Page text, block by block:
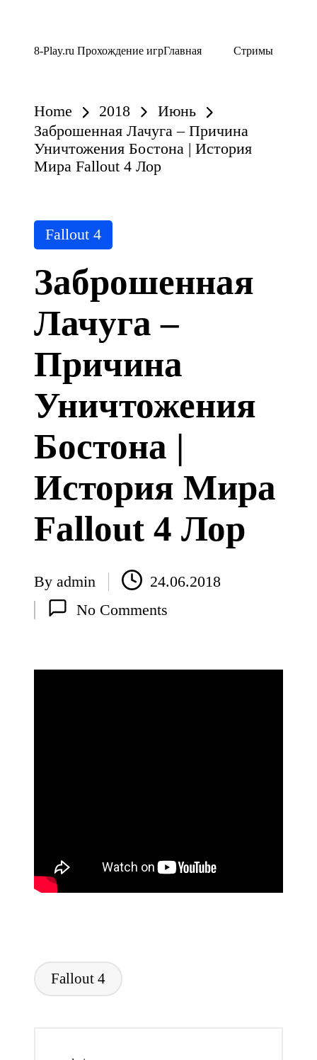
8-Play.ru Прохождение игрГлавная Стримы
Home 2018
Июнь
Заброшенная Лачуга – Причина
Уничтожения Бостона | История
Мира Fallout 4 Лор
Posted
in
Fallout 4
Заброшенная
Лачуга –
Причина
Уничтожения
Бостона |
История Мира
Fallout 4 Лор
Posted
by
By admin
24.06.2018
No Comments
Fallout 4